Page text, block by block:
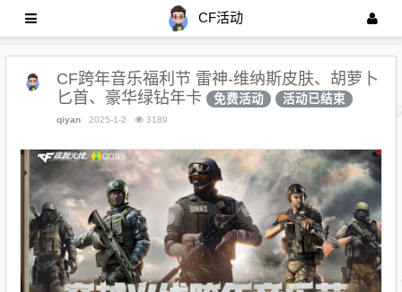
CF活动
CF跨年音乐福利节 雷神-维纳斯皮肤、胡萝卜
匕首、豪华绿钻年卡
免费活动 活动已结束
qiyan 2025-1-2 3189